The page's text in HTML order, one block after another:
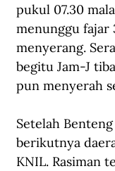
pukul 07.30
menunggu fajar
menyerang.
begitu Jam-J
pun menyerah
Setelah
berikutnya
KNIL. Rasiman